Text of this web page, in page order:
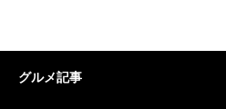
グルメ記事